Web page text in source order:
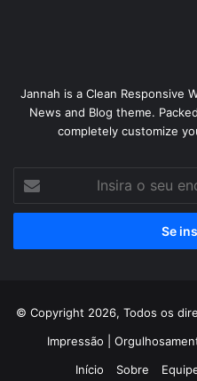
Jannah is a Clean Responsive
News and Blog theme.
completely customize
seu
de
© Copyright 2026, Todos os
Impressão |
Início
Sobre